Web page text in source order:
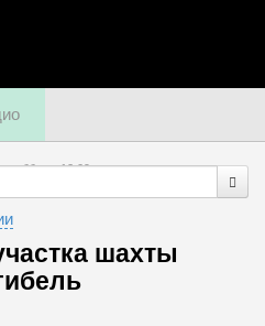
суббота,12:09
шахты